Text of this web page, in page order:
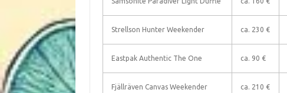
Strellson Hunter Weekender ca. 230 €
Eastpak Authentic The One ca. 90 €
Fjällräven Canvas Weekender ca. 210 €